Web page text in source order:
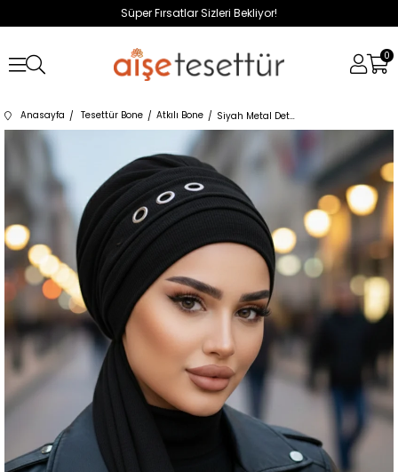
Süper Fırsatlar Sizleri Bekliyor!
0
Anasayfa Tesettür Bone Atkılı Bone Siyah Metal Detaylı Atkılı Bone